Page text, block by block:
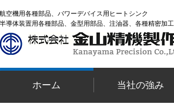
航空機用各種部品、パワーデバイス用ヒートシンク
半導体装置用各種部品、金型用部品、注油器、各種精密加工
ホーム 当社の強み